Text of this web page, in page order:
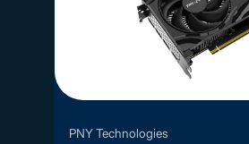
PNY Technologies